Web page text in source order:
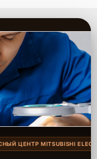
ЦЕНТР MITSUBISHI